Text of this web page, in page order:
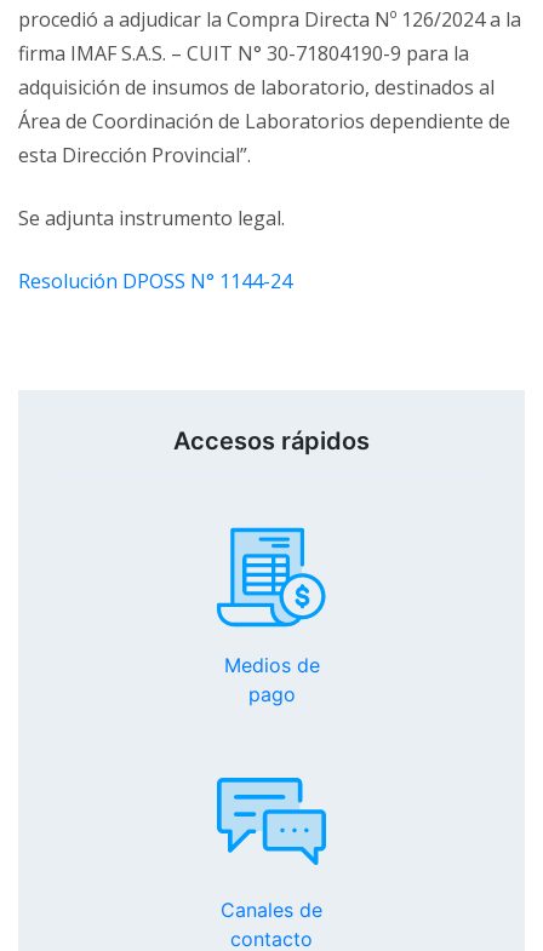
procedió a adjudicar la Compra Directa Nº 126/2024 a la
firma IMAF S.A.S. – CUIT N° 30-71804190-9 para la
adquisición de insumos de laboratorio, destinados al
Área de Coordinación de Laboratorios dependiente de
esta Dirección Provincial”.
Se adjunta instrumento legal.
Resolución DPOSS N° 1144-24
Accesos rápidos
Medios de
pago
Canales de
contacto